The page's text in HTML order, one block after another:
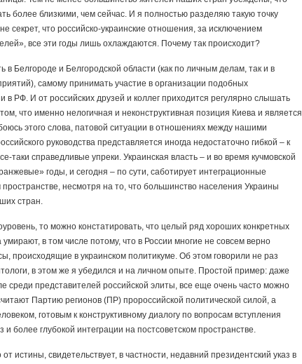
более близкими, чем сейчас. И я полностью разделяю такую точку
секрет, что российско-украинские отношения, за исключением
все эти годы лишь охлаждаются. Почему так происходит?
в Белгороде и Белгородской области (как по личным делам, так и в
самому принимать участие в организации подобных
в РФ. И от российских друзей и коллег приходится регулярно слышать
что именно нелогичная и неконструктивная позиция Киева и является
этого слова, патовой ситуации в отношениях между нашими
руководства представляется иногда недостаточно гибкой – к
таки справедливые упреки. Украинская власть – и во время кучмовской
годы, и сегодня – по сути, саботирует интеграционные
несмотря на то, что большинство населения Украины
стран.
то можно констатировать, что целый ряд хороших конкретных
в том числе потому, что в России многие не совсем верно
происходящие в украинском политикуме. Об этом говорили не раз
в этом же я убедился и на личном опыте. Простой пример: даже
среди представителей российской элиты, все еще очень часто можно
Партию регионов (ПР) пророссийской политической силой, а
готовым к конструктивному диалогу по вопросам вступления
более глубокой интеграции на постсоветском пространстве.
истины, свидетельствует, в частности, недавний президентский указ в